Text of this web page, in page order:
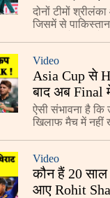
दोनों टीमों
जिसमें से
Video
Asia Cup से
बाद अब Final
ऐसी संभावना है
खिलाफ मैच में नहीं
Video
कौन हैं 20
आए Rohit